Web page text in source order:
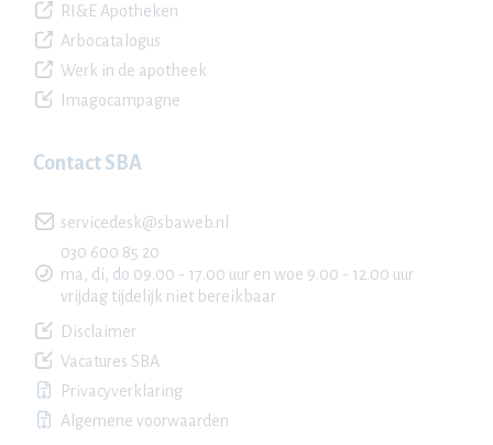
RI&E Apotheken
Arbocatalogus
Werk in de apotheek
Imagocampagne
Contact SBA
servicedesk@sbaweb.nl
030 600 85 20
ma, di, do 09.00 - 17.00 uur en woe 9.00 - 12.00 uur
vrijdag tijdelijk niet bereikbaar
Disclaimer
Vacatures SBA
Privacyverklaring
Algemene voorwaarden